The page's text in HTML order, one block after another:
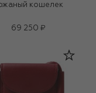
кошелек
69 250 ₽